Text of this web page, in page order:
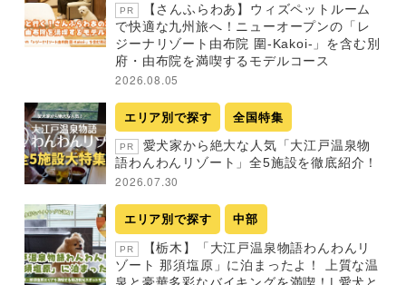
PR
【さんふらわあ】ウィズペットルーム
で快適な九州旅へ！ニューオープンの「レ
ジーナリゾート由布院 圍-Kakoi-」を含む別
府・由布院を満喫するモデルコース
2026.08.05
エリア別で探す 全国特集
PR
愛犬家から絶大な人気「大江戸温泉物
語わんわんリゾート」全5施設を徹底紹介！
2026.07.30
エリア別で探す 中部
PR
【栃木】「大江戸温泉物語わんわんリ
ゾート 那須塩原」に泊まったよ！ 上質な温